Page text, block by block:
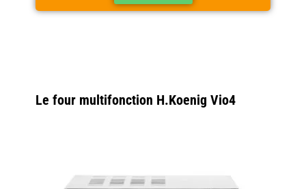
Le four multifonction H.Koenig Vio4